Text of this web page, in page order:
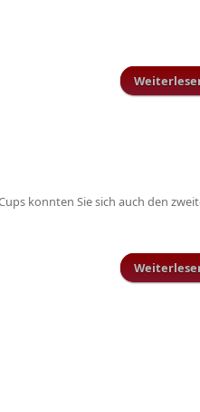
konnten Sie sich auch den